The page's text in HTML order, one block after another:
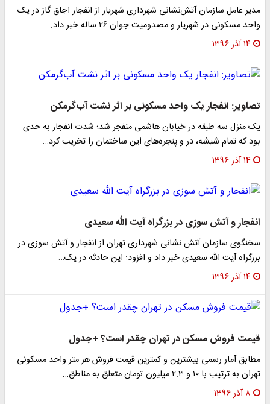
مدیر عامل سازمان آتش‌نشانی شهرداری شهریار از انفجار اجاق گاز در یک
واحد مسکونی در شهریار و مصدومیت جوان ۲۶ ساله خبر داد.
۱۴ آذر ۱۳۹۶
تصاویر: انفجار یک واحد مسکونی بر اثر نشت آب‌گرمکن
یک منزل سه طبقه در خیابان هاشمی منفجر شد؛ شدت انفجار به حدی
بود که تمام شیشه، در و پنجره‌های این ساختمان را تخریب کرد…
۱۴ آذر ۱۳۹۶
انفجار و آتش سوزی در بزرگراه آیت الله سعیدی
سخنگوی سازمان آتش نشانی شهرداری تهران از انفجار و آتش سوزی در
بزرگراه آیت الله سعیدی خبر داد و افزود: این حادثه در یک…
۱۴ آذر ۱۳۹۶
قیمت فروش مسکن در تهران چقدر است؟ +جدول
مطابق آمار رسمی بیشترین و کمترین قیمت فروش هر متر واحد مسکونی
تهران به ترتیب با ۱۰ و ۲.۳ میلیون تومان متعلق به مناطق…
۸ آذر ۱۳۹۶